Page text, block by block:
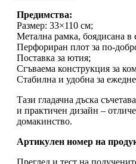
Предимства:
Размер: 33×110 см;
Метална рамка, боядисана в
Перфориран плот за по-
Поставка за ютия;
Сгъваема конструкция за
Стабилна и удобна за
Тази гладачна дъска
и практичен дизайн –
домакинство.
Артикулен номер на
Преглед и тест на